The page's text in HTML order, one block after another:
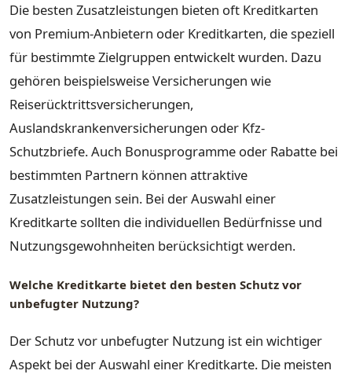
Die besten Zusatzleistungen bieten oft Kreditkarten
von Premium-Anbietern oder Kreditkarten, die speziell
für bestimmte Zielgruppen entwickelt wurden. Dazu
gehören beispielsweise Versicherungen wie
Reiserücktrittsversicherungen,
Auslandskrankenversicherungen oder Kfz-
Schutzbriefe. Auch Bonusprogramme oder Rabatte bei
bestimmten Partnern können attraktive
Zusatzleistungen sein. Bei der Auswahl einer
Kreditkarte sollten die individuellen Bedürfnisse und
Nutzungsgewohnheiten berücksichtigt werden.
Welche Kreditkarte bietet den besten Schutz vor
unbefugter Nutzung?
Der Schutz vor unbefugter Nutzung ist ein wichtiger
Aspekt bei der Auswahl einer Kreditkarte. Die meisten